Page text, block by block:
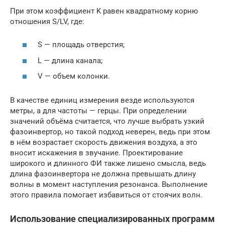
При этом коэффициент K равен квадратному корню
отношения S/LV, где:
S — площадь отверстия;
L — длина канала;
V — объем колонки.
В качестве единиц измерения везде используются
метры, а для частоты — герцы. При определении
значений объёма считается, что лучше выбрать узкий
фазоинвертор, но такой подход неверен, ведь при этом
в нём возрастает скорость движения воздуха, а это
вносит искажения в звучание. Проектирование
широкого и длинного ФИ также лишено смысла, ведь
длина фазоинвертора не должна превышать длину
волны в момент наступления резонанса. Выполнение
этого правила помогает избавиться от стоячих волн.
Использование специализированных программ